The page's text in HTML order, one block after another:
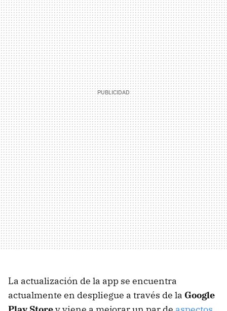
La actualización de la app se encuentra
actualmente en despliegue a través de la Google